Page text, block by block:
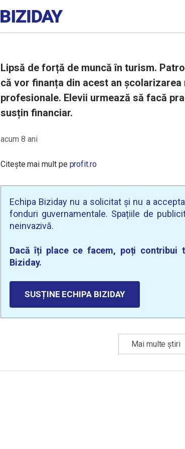
Lipsă de forță de muncă în turism.
că vor finanța din acest an
profesionale. Elevii urmează să facă
susțin financiar.
acum 8 ani
Citește mai mult pe profit.ro
Echipa Biziday nu a solicitat și nu a
fonduri guvernamentale. Spațiile de
neinvazivă.
Dacă îți place ce facem, poți contribui
Biziday.
SUSȚINE ECHIPA BIZIDAY
Mai multe știri